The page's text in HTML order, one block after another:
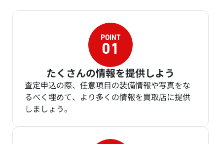
たくさんの情報を提供しよう
査定申込の際、任意項目の装備情報や写真をな
るべく埋めて、より多くの情報を買取店に提供
しましょう。